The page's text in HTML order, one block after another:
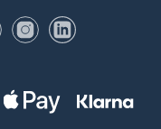
FacebookInstagram
LinkedIn